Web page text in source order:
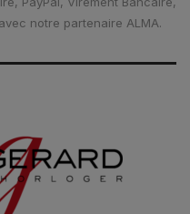
notre partenaire ALMA.